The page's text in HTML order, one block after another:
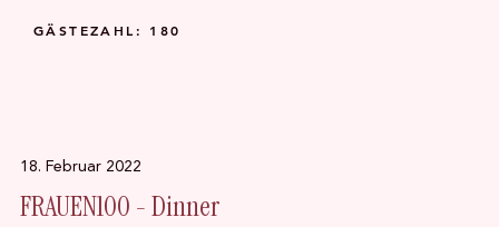
GÄSTEZAHL: 180
18. Februar 2022
FRAUEN100 - Dinner